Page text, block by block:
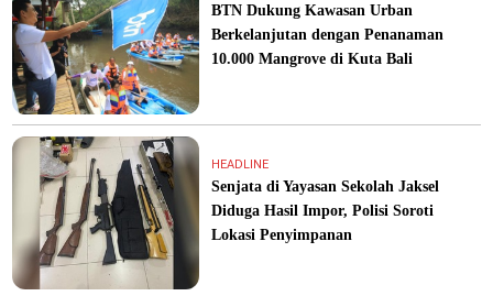
BTN Dukung Kawasan Urban
Berkelanjutan dengan Penanaman
10.000 Mangrove di Kuta Bali
HEADLINE
Senjata di Yayasan Sekolah Jaksel
Diduga Hasil Impor, Polisi Soroti
Lokasi Penyimpanan